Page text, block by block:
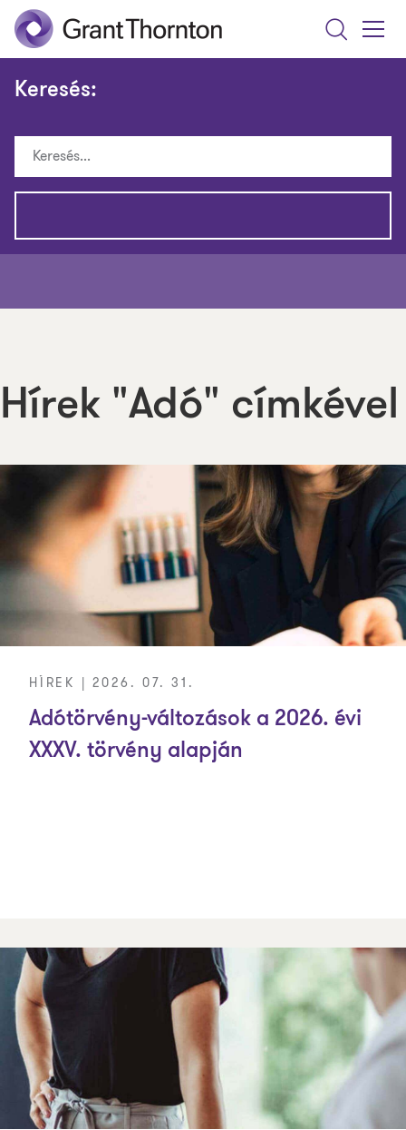
Search
Menu
Keresés:
Hírek "Adó" címkével
HÍREK | 2026. 07. 31.
Adótörvény-változások a 2026. évi
XXXV. törvény alapján